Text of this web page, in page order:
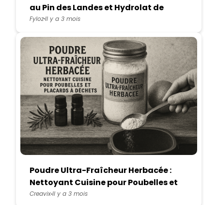
au Pin des Landes et Hydrolat de
Mélisse
FylozIl y a 3 mois
Poudre Ultra-Fraîcheur Herbacée :
Nettoyant Cuisine pour Poubelles et
Placards à Déchets
CreavixIl y a 3 mois